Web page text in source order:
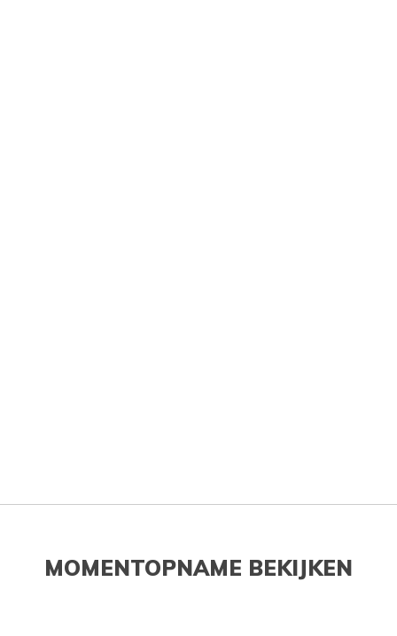
MOMENTOPNAME BEKIJKEN